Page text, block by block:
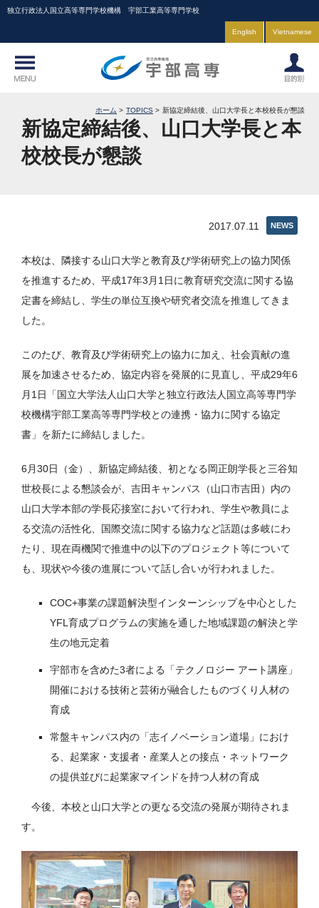
独立行政法人国立高等専門学校機構 宇部工業高等専門学校
English Vietnamese
ホーム TOPICS 新協定締結後、山口大学長と本校校長が懇談
新協定締結後、山口大学長と本
校校長が懇談
NEWS
2017.07.11
本校は、隣接する山口大学と教育及び学術研究上の協力関係
を推進するため、平成17年3月1日に教育研究交流に関する協
定書を締結し、学生の単位互換や研究者交流を推進してきま
した。
このたび、教育及び学術研究上の協力に加え、社会貢献の進
展を加速させるため、協定内容を発展的に見直し、平成29年6
月1日「国立大学法人山口大学と独立行政法人国立高等専門学
校機構宇部工業高等専門学校との連携・協力に関する協定
書」を新たに締結しました。
6月30日（金）、新協定締結後、初となる岡正朗学長と三谷知
世校長による懇談会が、吉田キャンパス（山口市吉田）内の
山口大学本部の学長応接室において行われ、学生や教員によ
る交流の活性化、国際交流に関する協力など話題は多岐にわ
たり、現在両機関で推進中の以下のプロジェクト等について
も、現状や今後の進展について話し合いが行われました。
COC+事業の課題解決型インターンシップを中心とした
YFL 育成プログラムの実施を通した地域課題の解決と学
生の地元定着
宇部市を含めた3者による「テクノロジー アート講座」
開催における技術と芸術が融合したものづくり人材の
育成
常盤キャンパス内の「志イノベーション道場」におけ
る、起業家・支援者・産業人との接点・ネットワーク
の提供並びに起業家マインドを持つ人材の育成
今後、本校と山口大学との更なる交流の発展が期待されま
す。